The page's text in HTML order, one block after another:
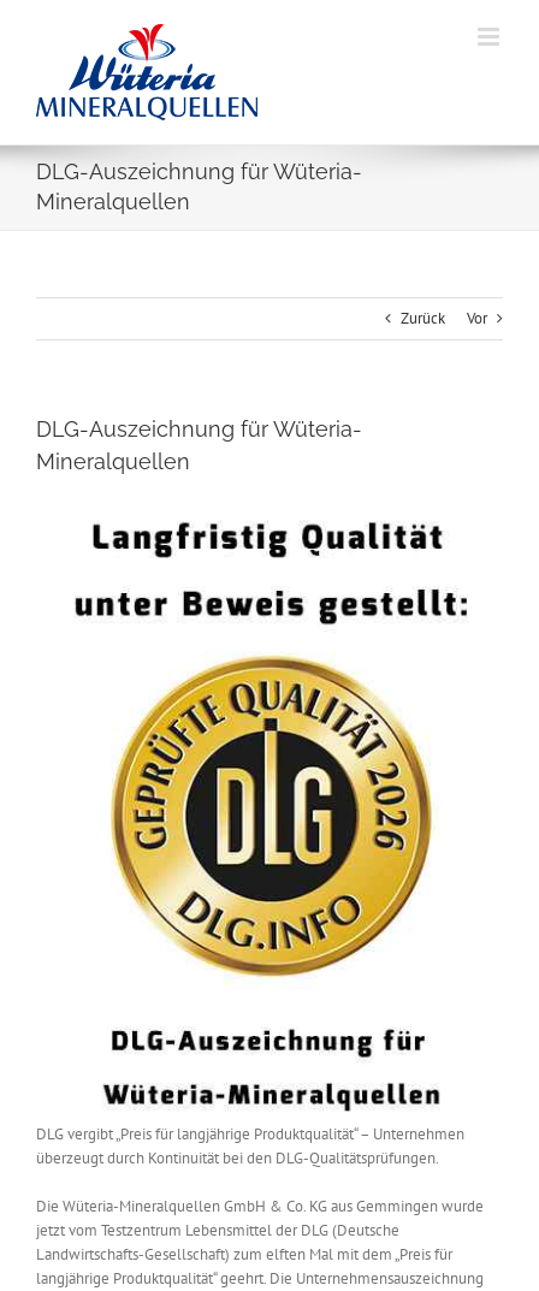
DLG-Auszeichnung für Wüteria-
Mineralquellen
Zurück Vor
DLG-Auszeichnung für Wüteria-
Mineralquellen
DLG vergibt „Preis für langjährige Produktqualität“ – Unternehmen
überzeugt durch Kontinuität bei den DLG-Qualitätsprüfungen.
Die Wüteria-Mineralquellen GmbH & Co. KG aus Gemmingen wurde
jetzt vom Testzentrum Lebensmittel der DLG (Deutsche
Landwirtschafts-Gesellschaft) zum elften Mal mit dem „Preis für
langjährige Produktqualität“ geehrt. Die Unternehmensauszeichnung